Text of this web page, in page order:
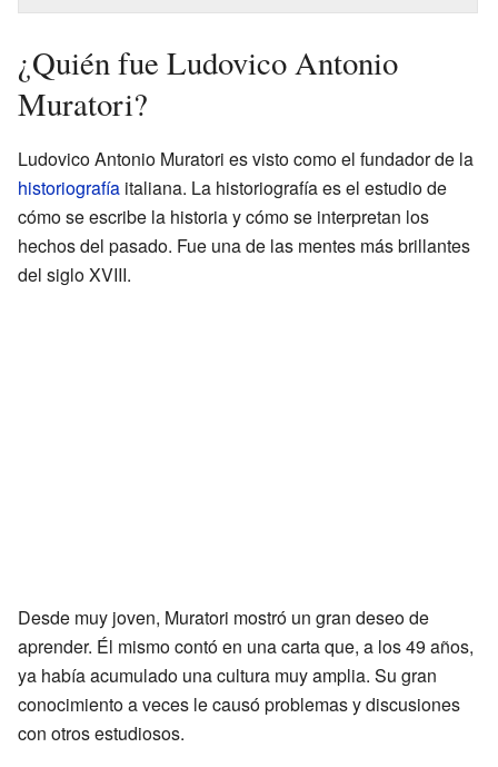
¿Quién fue Ludovico Antonio
Muratori?
Ludovico Antonio Muratori es visto como el fundador de la
historiografía italiana. La historiografía es el estudio de
cómo se escribe la historia y cómo se interpretan los
hechos del pasado. Fue una de las mentes más brillantes
del siglo XVIII.
Desde muy joven, Muratori mostró un gran deseo de
aprender. Él mismo contó en una carta que, a los 49 años,
ya había acumulado una cultura muy amplia. Su gran
conocimiento a veces le causó problemas y discusiones
con otros estudiosos.